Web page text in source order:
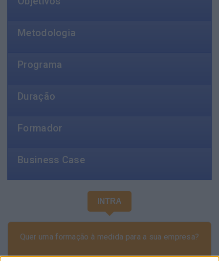
Metodologia
Programa
Duração
Formador
Business Case
INTRA
Quer uma formação à medida para a sua empresa?